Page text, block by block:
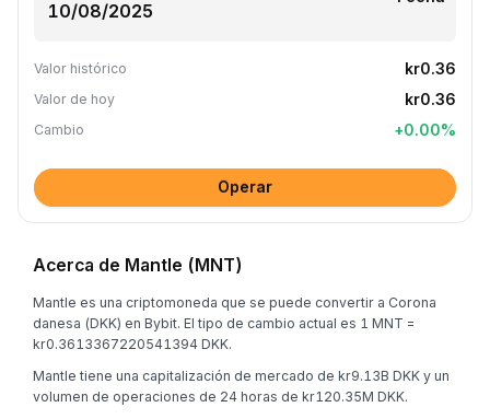
Valor histórico kr0.36
Valor de hoy kr0.36
Cambio +0.00%
Operar
Acerca de Mantle (MNT)
Mantle es una criptomoneda que se puede convertir a Corona
danesa (DKK) en Bybit. El tipo de cambio actual es 1 MNT =
kr0.3613367220541394 DKK.
Mantle tiene una capitalización de mercado de kr9.13B DKK y un
volumen de operaciones de 24 horas de kr120.35M DKK.